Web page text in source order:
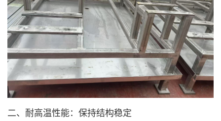
二、耐高温性能：保持结构稳定